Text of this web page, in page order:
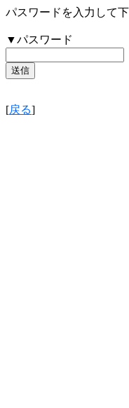
パスワードを入力して下
▼パスワード
[戻る]